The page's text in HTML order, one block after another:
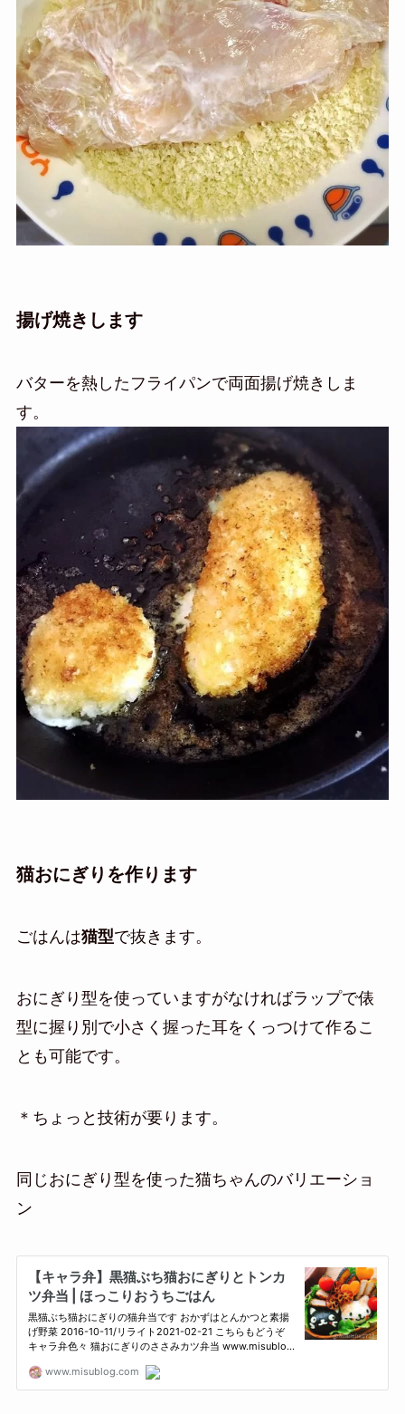
揚げ焼きします
バターを熱したフライパンで両面揚げ焼きしま
す。
猫おにぎりを作ります
ごはんは猫型で抜きます。
おにぎり型を使っていますがなければラップで俵
型に握り別で小さく握った耳をくっつけて作るこ
とも可能です。
＊ちょっと技術が要ります。
同じおにぎり型を使った猫ちゃんのバリエーショ
ン